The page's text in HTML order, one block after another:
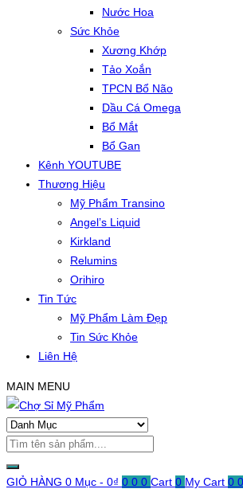
Nước Hoa
Sức Khỏe
Xương Khớp
Tảo Xoắn
TPCN Bổ Não
Dầu Cá Omega
Bổ Mắt
Bổ Gan
Kênh YOUTUBE
Thương Hiệu
Mỹ Phẩm Transino
Angel’s Liquid
Kirkland
Relumins
Orihiro
Tin Tức
Mỹ Phẩm Làm Đẹp
Tin Sức Khỏe
Liên Hệ
MAIN MENU
GIỎ HÀNG 0 Mục - 0₫ 0 0 0 Cart 0 My Cart 0 0